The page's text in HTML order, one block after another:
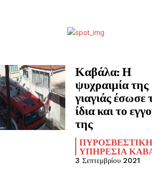
Καβάλα: Η
ψυχραιμία της
γιαγιάς έσωσε
ίδια και το
της
ΠΥΡΟΣΒΕΣΤΙΚΉ
ΥΠΗΡΕΣΊΑ
3 Σεπτεμβρίου 2021